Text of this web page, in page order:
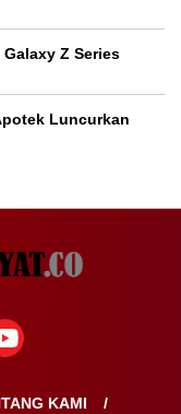
Z Series
Luncurkan
KAMI